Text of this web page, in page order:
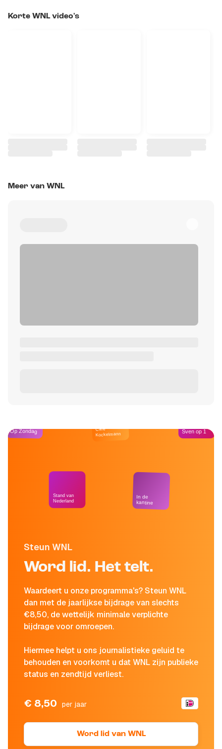
Korte WNL video's
Meer van WNL
Steun WNL
Word lid. Het telt.
Waardeert u onze programma's? Steun WNL
dan met de jaarlijkse bijdrage van slechts
€8,50, de wettelijk minimale verplichte
bijdrage voor omroepen.
Hiermee helpt u ons journalistieke geluid te
behouden en voorkomt u dat WNL zijn publieke
status en zendtijd verliest.
€ 8,50 per jaar
Word lid van WNL
Op Zondag
Stand van
Nederland
Café
Kockelmann
In de
kantine
Sven op 1